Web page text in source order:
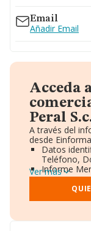
Email
Añadir Email
Acceda
Peral
A través del
desde
Datos
Teléfono,
Informe
Gráficos de
Consejo
Directivos y
Ver más